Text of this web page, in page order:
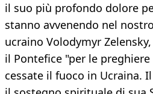
il suo più profondo dolore
stanno avvenendo nel
ucraino Volodymyr
il Pontefice "per le
cessate il fuoco in Ucraina.